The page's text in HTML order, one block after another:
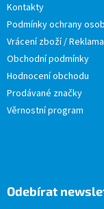
Kontakty
Podmínky ochrany
Vrácení zboží /
Obchodní podmínky
Hodnocení obchodu
Prodávané značky
Věrnostní program
Odebírat